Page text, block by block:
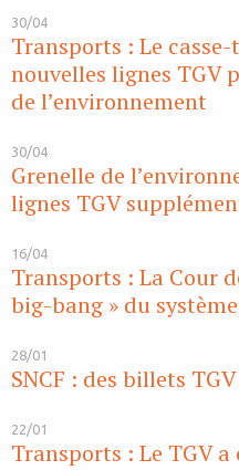
30/04
Transports : Le
nouvelles lignes TGV
de l’environnement
30/04
Grenelle de
lignes TGV
16/04
Transports : La Cour
big-bang » du
28/01
SNCF : des billets
22/01
Transports : Le TGV a